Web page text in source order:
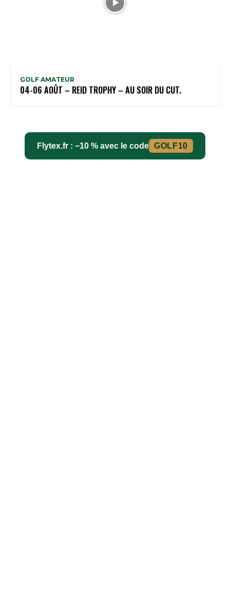
GOLF AMATEUR
04-06 AOÛT – REID TROPHY – AU SOIR DU CUT.
Flytex.fr : −10 % avec le code GOLF10